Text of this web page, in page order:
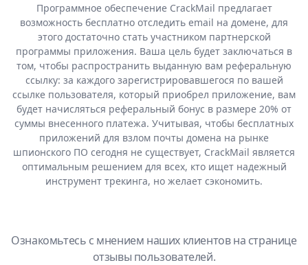
Программное обеспечение CrackMail предлагает
возможность бесплатно отследить email на домене, для
этого достаточно стать участником партнерской
программы приложения. Ваша цель будет заключаться в
том, чтобы распространить выданную вам реферальную
ссылку: за каждого зарегистрировавшегося по вашей
ссылке пользователя, который приобрел приложение, вам
будет начисляться реферальный бонус в размере 20% от
суммы внесенного платежа. Учитывая, чтобы бесплатных
приложений для взлом почты домена на рынке
шпионского ПО сегодня не существует, CrackMail является
оптимальным решением для всех, кто ищет надежный
инструмент трекинга, но желает сэкономить.
Ознакомьтесь с мнением наших клиентов на странице
отзывы пользователей.